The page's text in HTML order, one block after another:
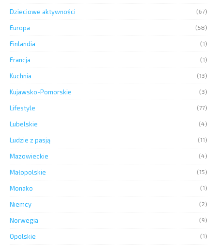
Dzieciowe aktywności (67)
Europa (58)
Finlandia (1)
Francja (1)
Kuchnia (13)
Kujawsko-Pomorskie (3)
Lifestyle (77)
Lubelskie (4)
Ludzie z pasją (11)
Mazowieckie (4)
Małopolskie (15)
Monako (1)
Niemcy (2)
Norwegia (9)
Opolskie (1)